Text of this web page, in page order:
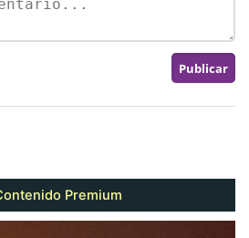
Premium